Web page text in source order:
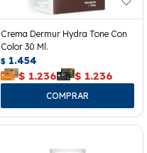
Crema Dermur Hydra Tone Con
Color 30 Ml.
$ 1.454
$ 1.236 $ 1.236